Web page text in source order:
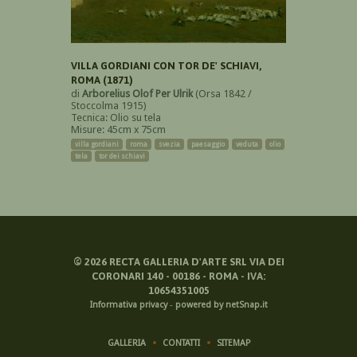
VILLA GORDIANI CON TOR DE' SCHIAVI,
ROMA (1871)
di Arborelius Olof Per Ulrik(Orsa 1842 /
Stoccolma 1915)
Tecnica: Olio su tela
Misure: 45cm x 75cm
villa gordiani roma svezia paesaggio veduta
olio
tela
tor dei schiavi
© 2026RECTA GALLERIA D'ARTE SRL VIA DEI
CORONARI 140 - 00186 - ROMA - IVA:
10654351005
Informativa privacy- powered by netSnap.it
GALLERIA CONTATTI SITEMAP